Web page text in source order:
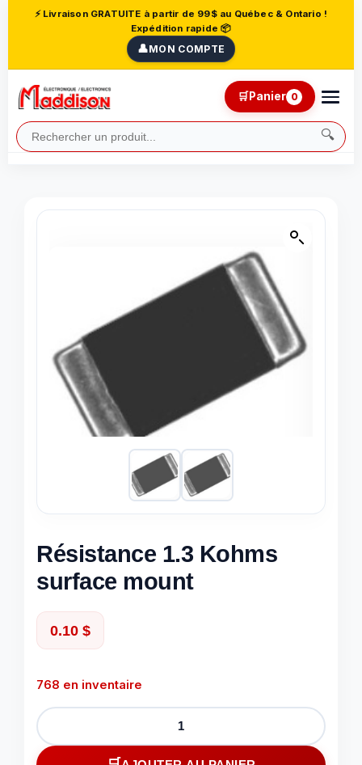
⚡ Livraison GRATUITE à partir de 99$ au Québec & Ontario !
Expédition rapide 📦
👤MON COMPTE
🔍
🛒Panier 0
Résistance 1.3 Kohms
surface mount
0.10 $
768 en inventaire
quantité
de
Résistance